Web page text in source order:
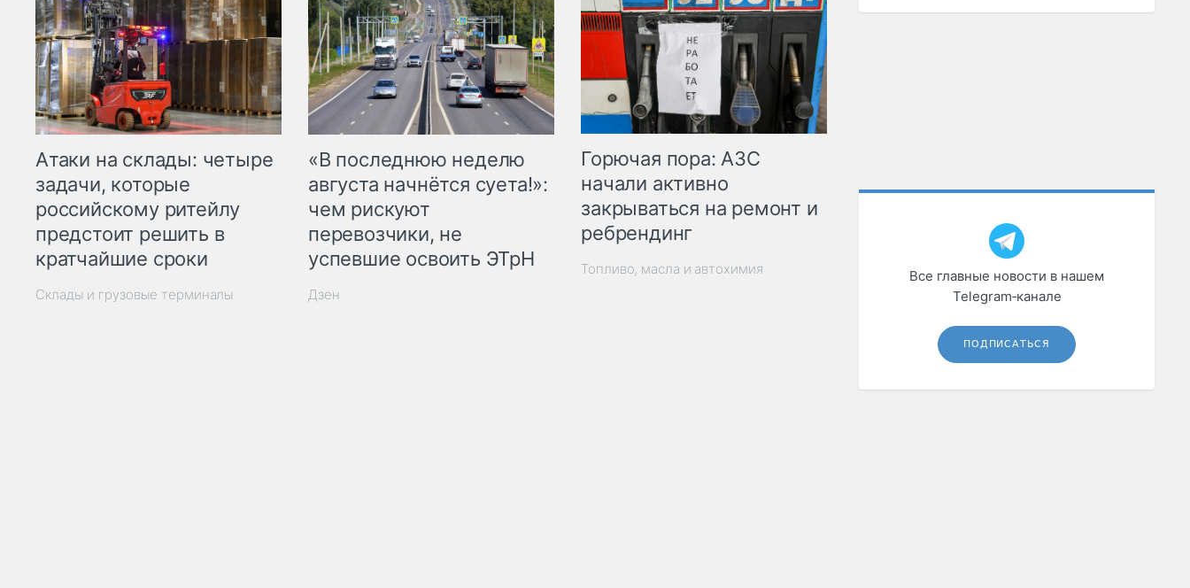
Атаки на склады: четыре
задачи, которые
российскому ритейлу
предстоит решить в
кратчайшие сроки
Склады и грузовые терминалы
«В последнюю неделю
августа начнётся суета!»:
чем рискуют
перевозчики, не
успевшие освоить ЭТрН
Дзен
Горючая пора: АЗС
начали активно
закрываться на ремонт и
ребрендинг
Топливо, масла и автохимия
Все главные новости в нашем
Telegram‑канале
ПОДПИСАТЬСЯ